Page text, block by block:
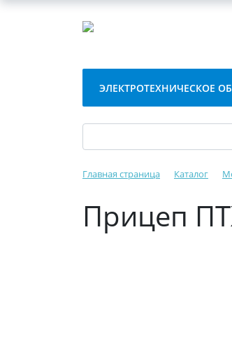
ЭЛЕКТРОТЕХНИЧЕСКОЕ
Главная страница Каталог
Прицеп